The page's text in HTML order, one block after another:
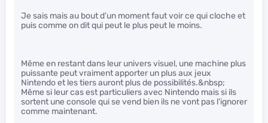
Je sais mais au bout d’un moment faut voir ce qui cloche et
puis comme on dit qui peut le plus peut le moins.
Même en restant dans leur univers visuel, une machine plus
puissante peut vraiment apporter un plus aux jeux
Nintendo et les tiers auront plus de possibilités.&nbsp;
Même si leur cas est particuliers avec Nintendo mais si ils
sortent une console qui se vend bien ils ne vont pas l’ignorer
comme maintenant.